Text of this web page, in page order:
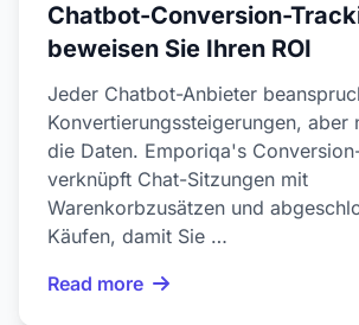
Chatbot-Conversion-
beweisen Sie Ihren ROI
Jeder Chatbot-Anbieter
Konvertierungssteigerungen, aber
die Daten. Emporiqa's
verknüpft Chat-Sitzungen mit
Warenkorbzusätzen und
Käufen, damit Sie …
Read more